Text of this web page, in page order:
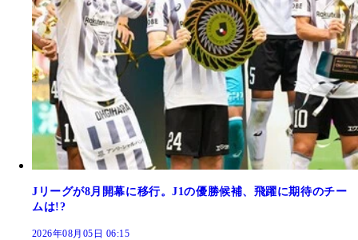
Jリーグが8月開幕に移行。J1の優勝候補、飛躍に期待のチー
ムは!?
2026年08月05日 06:15